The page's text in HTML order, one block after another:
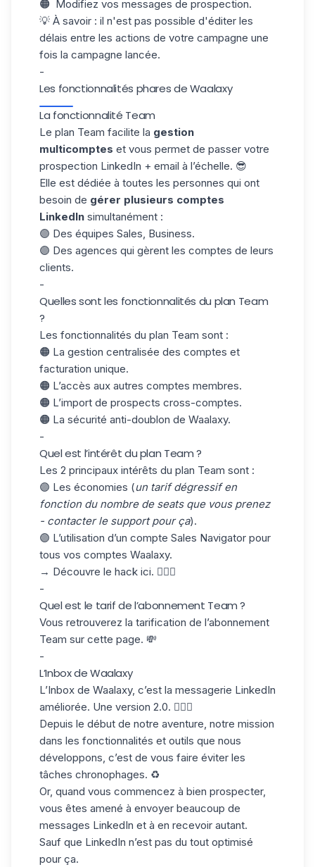
🟠 Modifiez vos messages de prospection.
💡 À savoir : il n'est pas possible d'éditer les
délais entre les actions de votre campagne une
fois la campagne lancée.
-
Les fonctionnalités phares de Waalaxy
La fonctionnalité Team
Le plan Team facilite la gestion
multicomptes et vous permet de passer votre
prospection LinkedIn + email à l’échelle. 😎
Elle est dédiée à toutes les personnes qui ont
besoin de gérer plusieurs comptes
LinkedIn simultanément :
🟣 Des équipes Sales, Business.
🟣 Des agences qui gèrent les comptes de leurs
clients.
-
Quelles sont les fonctionnalités du plan Team
?
Les fonctionnalités du plan Team sont :
🟠 La gestion centralisée des comptes et
facturation unique.
🟠 L’accès aux autres comptes membres.
🟠 L’import de prospects cross-comptes.
🟠 La sécurité anti-doublon de Waalaxy.
-
Quel est l’intérêt du plan Team ?
Les 2 principaux intérêts du plan Team sont :
🟣 Les économies (un tarif dégressif en
fonction du nombre de seats que vous prenez
- contacter le support pour ça).
🟣 L’utilisation d’un compte Sales Navigator pour
tous vos comptes Waalaxy.
→ Découvre le hack ici. 🦸🏼‍♀️
-
Quel est le tarif de l’abonnement Team ?
Vous retrouverez la tarification de l’abonnement
Team sur cette page. 💸
-
L’Inbox de Waalaxy
L’Inbox de Waalaxy, c’est la messagerie LinkedIn
améliorée. Une version 2.0. 🦹🏼‍♂️
Depuis le début de notre aventure, notre mission
dans les fonctionnalités et outils que nous
développons, c’est de vous faire éviter les
tâches chronophages. ♻️
Or, quand vous commencez à bien prospecter,
vous êtes amené à envoyer beaucoup de
messages LinkedIn et à en recevoir autant.
Sauf que LinkedIn n’est pas du tout optimisé
pour ça.